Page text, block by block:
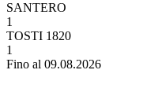
SANTERO
1
TOSTI 1820
1
Fino al 09.08.2026